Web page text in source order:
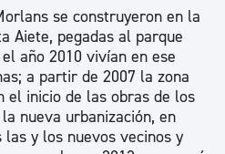
se construyeron en la
Aiete, pegadas al parque
año 2010 vivían en ese
a partir de 2007 la zona
el inicio de las obras de los
nueva urbanización, en
y los nuevos vecinos y